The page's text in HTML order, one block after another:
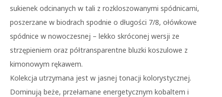
sukienek odcinanych w tali z rozkloszowanymi spódnicami,
poszerzane w biodrach spodnie o długości 7/8, ołówkowe
spódnice w nowoczesnej – lekko skróconej wersji ze
strzępieniem oraz półtransparentne bluzki koszulowe z
kimonowym rękawem.
Kolekcja utrzymana jest w jasnej tonacji kolorystycznej.
Dominują beże, przełamane energetycznym kobaltem i